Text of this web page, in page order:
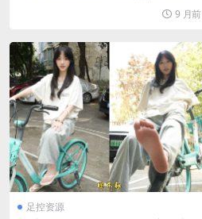
9 月前
足控资源